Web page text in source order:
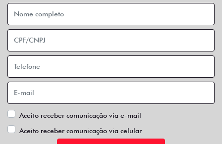
Aceito receber comunicação via e-mail
Aceito receber comunicação via celular